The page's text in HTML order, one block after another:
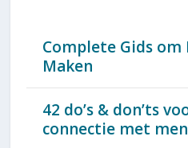
Complete Gids
Maken
42 do’s & don’ts
connectie met